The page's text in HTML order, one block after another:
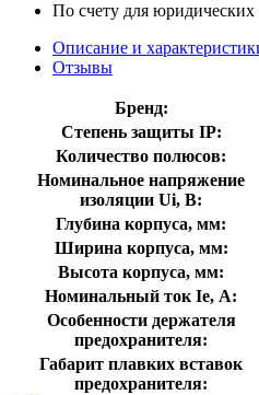
По счету для юридических
Описание и
Отзывы
Бренд:
Степень защиты IP:
Количество полюсов:
Номинальное напряжение
изоляции Ui, В:
Глубина корпуса, мм:
Ширина корпуса, мм:
Высота корпуса, мм:
Номинальный ток Ie, А:
Особенности держателя
предохранителя:
Габарит плавких вставок
предохранителя: